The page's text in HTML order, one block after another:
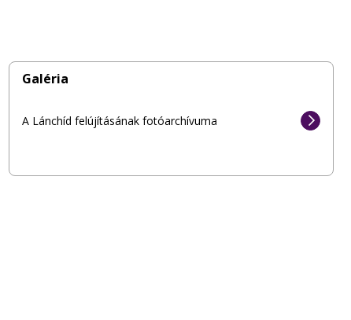
Galéria
A Lánchíd felújításának fotóarchívuma